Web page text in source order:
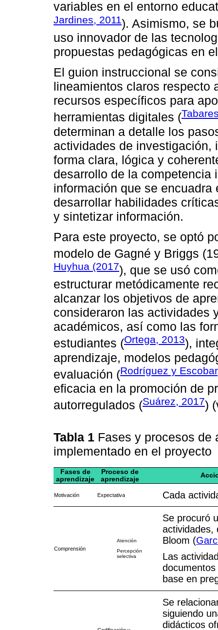
variables en el entorno
Jardines, 2011). Asimismo, se
uso innovador de las
propuestas pedagógicas en
El guion instruccional se
lineamientos claros respecto
recursos específicos para
herramientas digitales (
determinan a detalle los
actividades de investigación,
forma clara, lógica y
desarrollo de la competencia
información que se
desarrollar habilidades
y sintetizar información.
Para este proyecto, se optó
modelo de Gagné y Briggs
Huyhua (2017), que se usó
estructurar metódicamente
alcanzar los objetivos de
consideraron las actividades
académicos, así como las
estudiantes (Ortega, 2013),
aprendizaje, modelos
evaluación (Rodríguez y
eficacia en la promoción de
autorregulados (Suárez, 2017)
Tabla 1 Fases y procesos de
implementado en el proyecto
Fases de
aprendizaje
Proceso de
aprendizaje
Motivación Expectativa Cada
Comprensión
Atención
Percepción
selectiva
Se procuró
actividades,
Bloom (
Las
base en
Se
siguiendo
didácticos